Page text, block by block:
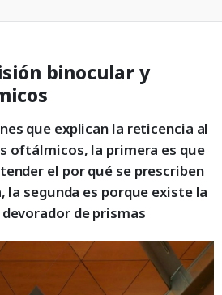
binocular y
que explican la reticencia al
oftálmicos, la primera es que
el por qué se prescriben
la segunda es porque existe la
de prismas